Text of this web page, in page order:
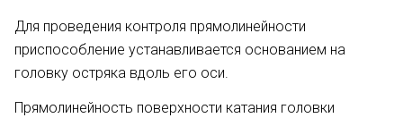
Для проведения контроля прямолинейности
приспособление устанавливается основанием на
головку остряка вдоль его оси.
Прямолинейность поверхности катания головки